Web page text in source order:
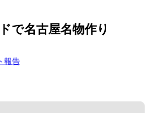
で名古屋名物作り
報告